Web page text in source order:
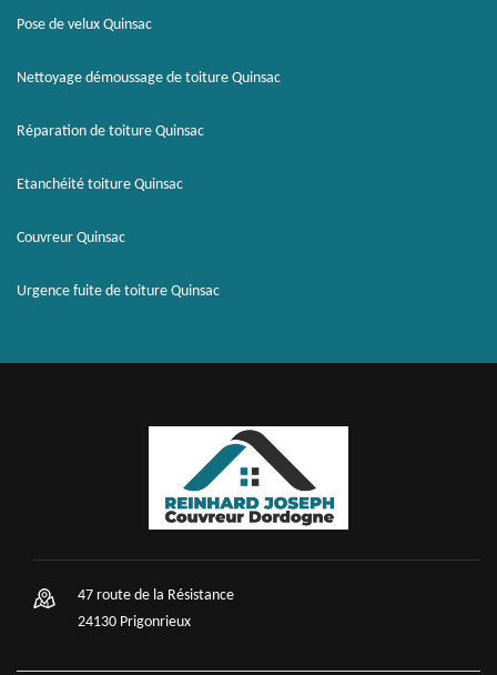
Pose de velux Quinsac
Nettoyage démoussage de toiture Quinsac
Réparation de toiture Quinsac
Etanchéité toiture Quinsac
Couvreur Quinsac
Urgence fuite de toiture Quinsac
47 route de la Résistance
24130 Prigonrieux